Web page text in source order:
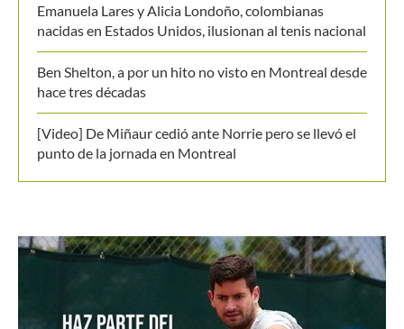
Emanuela Lares y Alicia Londoño, colombianas
nacidas en Estados Unidos, ilusionan al tenis nacional
Ben Shelton, a por un hito no visto en Montreal desde
hace tres décadas
[Video] De Miñaur cedió ante Norrie pero se llevó el
punto de la jornada en Montreal